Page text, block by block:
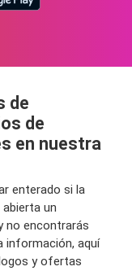
de
de
en nuestra
enterado si la
un
no encontrarás
información, aquí
y ofertas